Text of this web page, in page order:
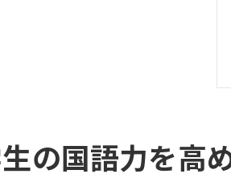
の国語力を高